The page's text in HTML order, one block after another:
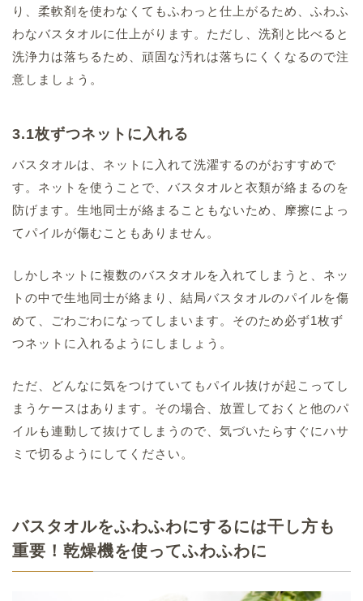
り、柔軟剤を使わなくてもふわっと仕上がるため、ふわふ
わなバスタオルに仕上がります。ただし、洗剤と比べると
洗浄力は落ちるため、頑固な汚れは落ちにくくなるので注
意しましょう。
3.1枚ずつネットに入れる
バスタオルは、ネットに入れて洗濯するのがおすすめで
す。ネットを使うことで、バスタオルと衣類が絡まるのを
防げます。生地同士が絡まることもないため、摩擦によっ
てパイルが傷むこともありません。
しかしネットに複数のバスタオルを入れてしまうと、ネッ
トの中で生地同士が絡まり、結局バスタオルのパイルを傷
めて、ごわごわになってしまいます。そのため必ず1枚ず
つネットに入れるようにしましょう。
ただ、どんなに気をつけていてもパイル抜けが起こってし
まうケースはあります。その場合、放置しておくと他のパ
イルも連動して抜けてしまうので、気づいたらすぐにハサ
ミで切るようにしてください。
バスタオルをふわふわにするには干し方も
重要！乾燥機を使ってふわふわに